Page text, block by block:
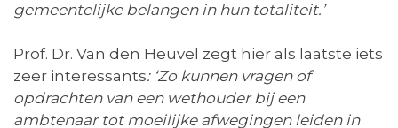
gemeentelijke belangen in hun totaliteit.’
Prof. Dr. Van den Heuvel zegt hier als laatste iets
zeer interessants: ‘Zo kunnen vragen of
opdrachten van een wethouder bij een
ambtenaar tot moeilijke afwegingen leiden in